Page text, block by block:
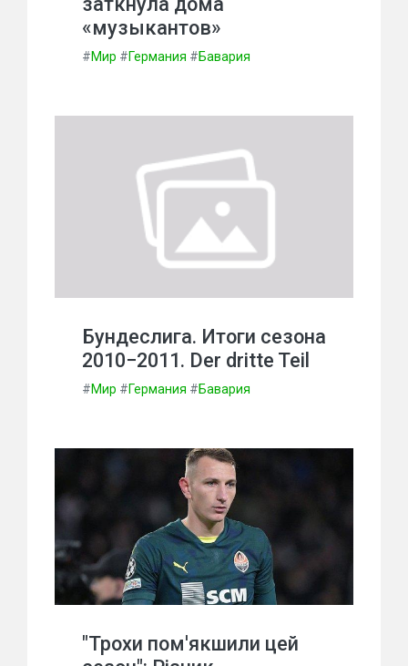
«музыкантов»
#Мир #Германия #Бавария
Бундеслига. Итоги сезона
2010−2011. Der dritte Teil
#Мир #Германия #Бавария
"Трохи пом'якшили цей